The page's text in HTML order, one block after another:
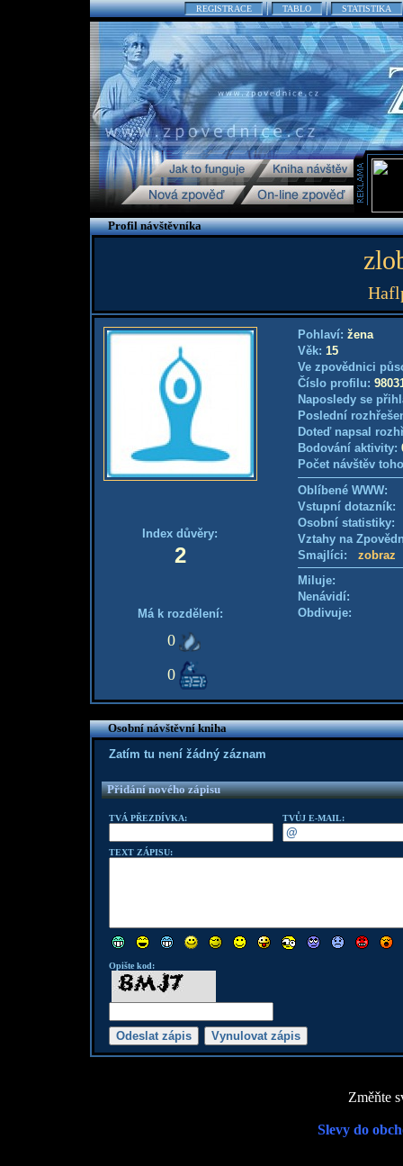
REGISTRACE TABLO STATISTIKA
Profil návštěvníka
Index důvěry:
2
Má k rozdělení:
0
0
Pohlaví: žena
Věk: 15
Ve zpovědnici
Číslo profilu:
Naposledy se
Poslední
Doteď napsal
Bodování aktivity:
Počet návštěv
Oblíbené WWW:
Vstupní
Osobní
Vztahy na
Smajlíci: zobraz
Miluje:
Nenávidí:
Obdivuje:
Osobní návštěvní kniha
Zatím tu není žádný záznam
Přidání nového zápisu
TVÁ PŘEZDÍVKA: TVŮJ E-MAIL:
TEXT ZÁPISU:
Opište kod:
Změňte
Slevy do